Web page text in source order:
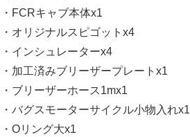
・FCRキャブ本体x1
・オリジナルスピゴットx4
・インシュレーターx4
・加工済みブリーザープレートx1
・ブリーザーホース1mx1
・バグスモーターサイクル小物入れx1
・Oリング大x1